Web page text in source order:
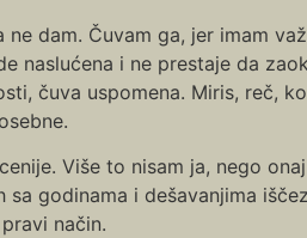
dam. Čuvam ga, jer imam
naslućena i ne prestaje da
čuva uspomena. Miris, reč,
Više to nisam ja, nego
godinama i dešavanjima
način.